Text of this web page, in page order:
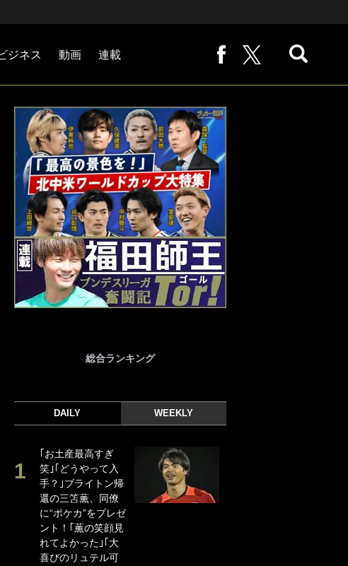
ジネス 動画 連載
総合ランキング
DAILY WEEKLY
｢お土産最高すぎ
笑｣｢どうやって入
手？｣ブライトン帰
還の三笘薫、同僚
に“ポケカ”をプレゼ
ント！｢薫の笑顔見
れてよかった｣｢大
喜びのリュテル可